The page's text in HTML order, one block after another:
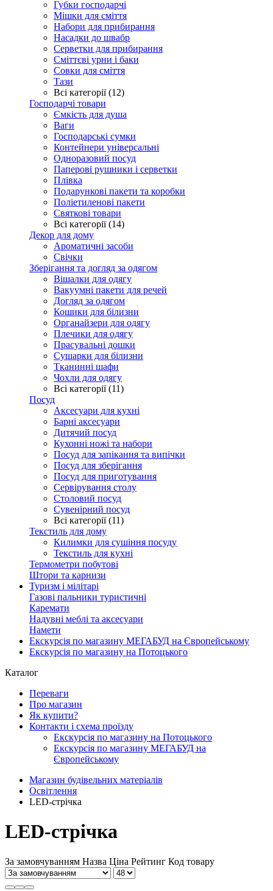
Губки господарчі
Мішки для сміття
Набори для прибирання
Насадки до швабр
Серветки для прибирання
Сміттєві урни і баки
Совки для сміття
Тази
Всі категорії (12)
Господарчі товари
Ємкість для душа
Ваги
Господарські сумки
Контейнери універсальні
Одноразовий посуд
Паперові рушники і серветки
Плівка
Подарункові пакети та коробки
Поліетиленові пакети
Святкові товари
Всі категорії (14)
Декор для дому
Ароматичні засоби
Свічки
Зберігання та догляд за одягом
Вішалки для одягу
Вакуумні пакети для речей
Догляд за одягом
Кошики для білизни
Органайзери для одягу
Плечики для одягу
Прасувальні дошки
Сушарки для білизни
Тканинні шафи
Чохли для одягу
Всі категорії (11)
Посуд
Аксесуари для кухні
Барні аксесуари
Дитячий посуд
Кухонні ножі та набори
Посуд для запікання та випічки
Посуд для зберігання
Посуд для приготування
Сервірування столу
Столовий посуд
Сувенірний посуд
Всі категорії (11)
Текстиль для дому
Килимки для сушіння посуду
Текстиль для кухні
Термометри побутові
Штори та карнизи
Туризм і мілітарі
Газові пальники туристичні
Каремати
Надувні меблі та аксесуари
Намети
Екскурсія по магазину МЕГАБУД на Європейському
Екскурсія по магазину на Потоцького
Каталог
Переваги
Про магазин
Як купити?
Контакти і схема проїзду
Екскурсія по магазину на Потоцького
Екскурсія по магазину МЕГАБУД на
Європейському
Магазин будівельних матеріалів
Освітлення
LED-стрічка
LED-стрічка
За замовчуванням Назва Ціна Рейтинг Код товару